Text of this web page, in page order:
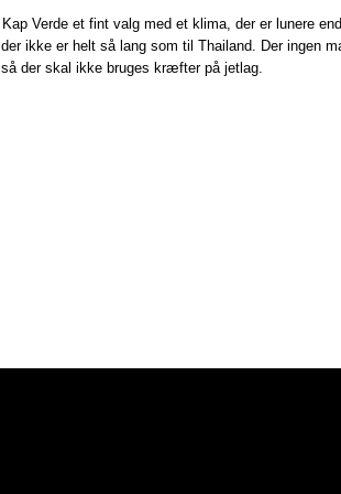
Verde et fint valg med et klima, der er lunere
ikke er helt så lang som til Thailand. Der ingen
der skal ikke bruges kræfter på jetlag.